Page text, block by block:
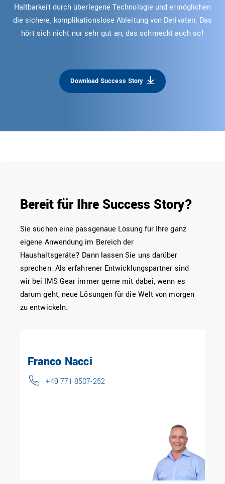
Haltbarkeit durch überlegene Technologie und ermöglichen
die sichere, komplikationslose Ableitung von Derivaten. Das
hört sich nicht nur sehr gut an, das schmeckt auch so!
Download Success Story
Bereit für Ihre Success Story?
Sie suchen eine passgenaue Lösung für Ihre ganz
eigene Anwendung im Bereich der
Haushaltsgeräte? Dann lassen Sie uns darüber
sprechen: Als erfahrener Entwicklungspartner sind
wir bei IMS Gear immer gerne mit dabei, wenn es
darum geht, neue Lösungen für die Welt von morgen
zu entwickeln.
Franco Nacci
+49 771 8507-252